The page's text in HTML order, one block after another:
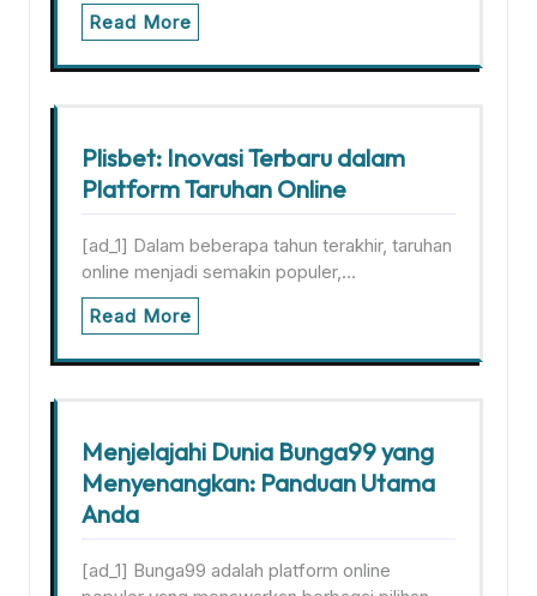
Read More
Plisbet: Inovasi Terbaru dalam
Platform Taruhan Online
[ad_1] Dalam beberapa tahun terakhir, taruhan
online menjadi semakin populer,…
Read More
Menjelajahi Dunia Bunga99 yang
Menyenangkan: Panduan Utama
Anda
[ad_1] Bunga99 adalah platform online